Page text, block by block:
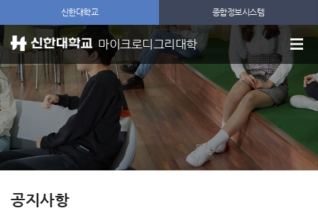
신한대학교 종합정보시스템
마이크로디그리대학
공지사항